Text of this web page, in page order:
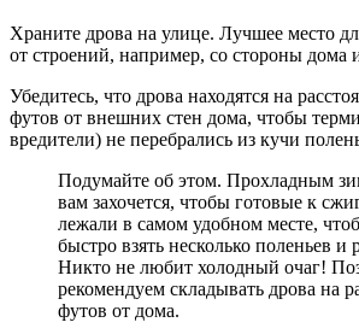
Храните дрова на улице. Лучшее место
от строений, например, со стороны дома
Убедитесь, что дрова находятся на
футов от внешних стен дома, чтобы
вредители) не перебрались из кучи
Подумайте об этом. Прохладным
вам захочется, чтобы готовые к
лежали в самом удобном месте,
быстро взять несколько поленьев и
Никто не любит холодный очаг!
рекомендуем складывать дрова на
футов от дома.